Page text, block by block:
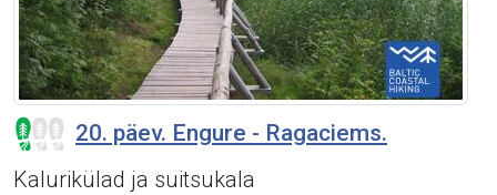
20. päev. Engure - Ragaciems.
Kalurikülad ja suitsukala